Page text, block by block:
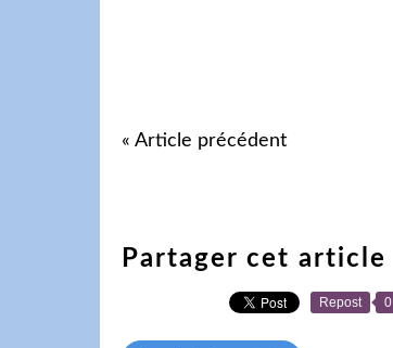
« Article précédent
Partager cet article
Repost 0